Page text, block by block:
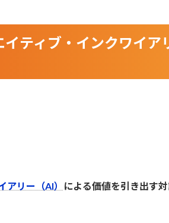
ティブ・インクワイア
アリー（AI） による価値を引き出す